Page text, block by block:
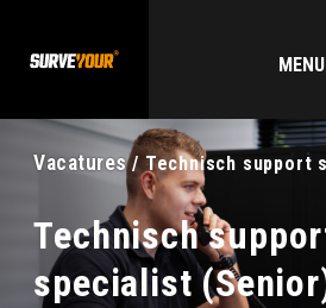
MENU
Vacatures/ Technisch support
Technisch
specialist